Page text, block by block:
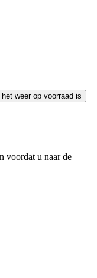
weer op voorraad is
voordat u naar de